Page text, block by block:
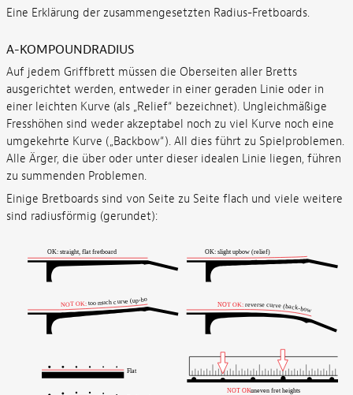
Eine Erklärung der zusammengesetzten Radius-Fretboards.
A-KOMPOUNDRADIUS
Auf jedem Griffbrett müssen die Oberseiten aller Bretts
ausgerichtet werden, entweder in einer geraden Linie oder in
einer leichten Kurve (als „Relief“ bezeichnet). Ungleichmäßige
Fresshöhen sind weder akzeptabel noch zu viel Kurve noch eine
umgekehrte Kurve („Backbow“). All dies führt zu Spielproblemen.
Alle Ärger, die über oder unter dieser idealen Linie liegen, führen
zu summenden Problemen.
Einige Bretboards sind von Seite zu Seite flach und viele weitere
sind radiusförmig (gerundet):